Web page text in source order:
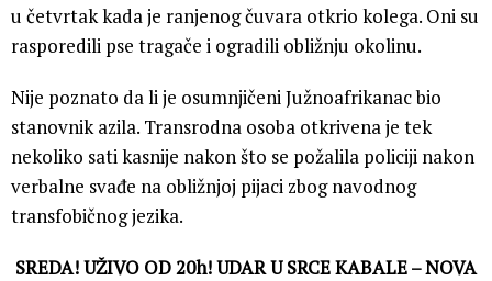
u četvrtak kada je ranjenog čuvara otkrio kolega. Oni su
rasporedili pse tragače i ogradili obližnju okolinu.
Nije poznato da li je osumnjičeni Južnoafrikanac bio
stanovnik azila. Transrodna osoba otkrivena je tek
nekoliko sati kasnije nakon što se požalila policiji nakon
verbalne svađe na obližnjoj pijaci zbog navodnog
transfobičnog jezika.
SREDA! UŽIVO OD 20h! UDAR U SRCE KABALE – NOVA